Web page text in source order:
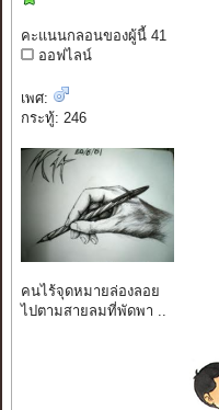
คะแนนกลอนของผู้นี้ 41
ออฟไลน์
เพศ:
กระทู้: 246
คนไร้จุดหมายล่องลอย
ไปตามสายลมที่พัดพา ..